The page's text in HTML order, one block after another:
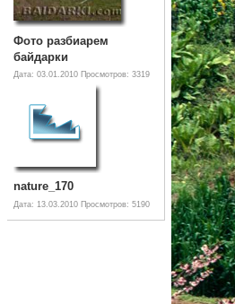
Фото разбиарем
байдарки
Дата: 03.01.2010 Просмотров: 3319
nature_170
Дата: 13.03.2010 Просмотров: 5190